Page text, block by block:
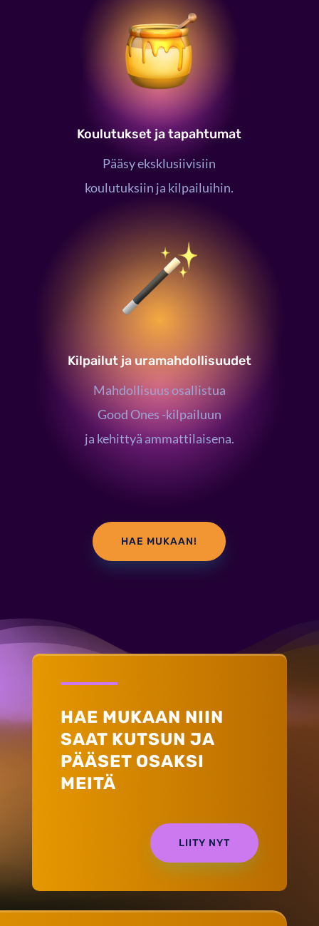
Koulutukset ja tapahtumat
Pääsy eksklusiivisiin
koulutuksiin ja kilpailuihin.
Kilpailut ja uramahdollisuudet
Mahdollisuus osallistua
Good Ones -kilpailuun
ja kehittyä ammattilaisena.
HAE MUKAAN!
HAE MUKAAN NIIN
SAAT KUTSUN JA
PÄÄSET OSAKSI
MEITÄ
LIITY NYT